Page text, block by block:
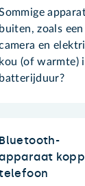
buiten, zoals
en
kou (of warmte)
batterijduur?
Bluetooth-